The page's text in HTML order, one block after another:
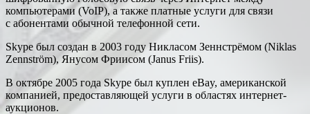
компьютерами (VoIP), а также платные услуги для связи
с абонентами обычной телефонной сети.
Skype был создан в 2003 году Никласом Зеннстрёмом (Niklas
Zennström), Янусом Фриисом (Janus Friis).
В октябре 2005 года Skype был куплен eBay, американской
компанией, предоставляющей услуги в областях интернет-
аукционов.